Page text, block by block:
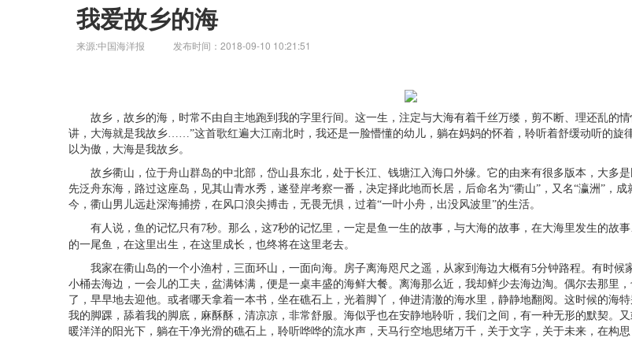
我爱故乡的海
来源:中国海洋报 发布时间：2018-09-10 10:21:51
故乡，故乡的海，时常不由自主地跑到我的字里行间。这一生，注定与大海有着千丝万缕，剪不断、理还乱的情
讲，大海就是我故乡……”这首歌红遍大江南北时，我还是一脸懵懂的幼儿，躺在妈妈的怀着，聆听着舒缓动听的旋
以为傲，大海是我故乡。
故乡衢山，位于舟山群岛的中北部，岱山县东北，处于长江、钱塘江入海口外缘。它的由来有很多版本，大多
先泛舟东海，路过这座岛，见其山青水秀，遂登岸考察一番，决定择此地而长居，后命名为“衢山”，又名“瀛洲”，
今，衢山男儿远赴深海捕捞，在风口浪尖搏击，无畏无惧，过着“一叶小舟，出没风波里”的生活。
有人说，鱼的记忆只有7秒。那么，这7秒的记忆里，一定是鱼一生的故事，与大海的故事，在大海里发生的故
的一尾鱼，在这里出生，在这里成长，也终将在这里老去。
我家在衢山岛的一个小渔村，三面环山，一面向海。房子离海咫尺之遥，从家到海边大概有5分钟路程。有时候
小桶去海边，一会儿的工夫，盆满钵满，便是一桌丰盛的海鲜大餐。离海那么近，我却鲜少去海边淘。偶尔去那里
了，早早地去迎他。或者哪天拿着一本书，坐在礁石上，光着脚丫，伸进清澈的海水里，静静地翻阅。这时候的海
我的脚踝，舔着我的脚底，麻酥酥，清凉凉，非常舒服。海似乎也在安静地聆听，我们之间，有一种无形的默契。
暖洋洋的阳光下，躺在干净光滑的礁石上，聆听哗哗的流水声，天马行空地思绪万千，关于文字，关于未来，在构